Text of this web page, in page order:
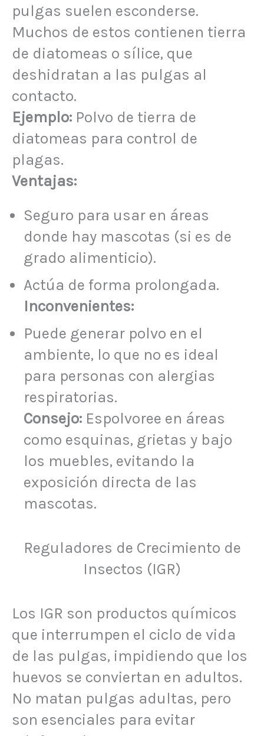
pulgas suelen esconderse.
Muchos de estos contienen tierra
de diatomeas o sílice, que
deshidratan a las pulgas al
contacto.
Ejemplo: Polvo de tierra de
diatomeas para control de
plagas.
Ventajas:
Seguro para usar en áreas
donde hay mascotas (si es de
grado alimenticio).
Actúa de forma prolongada.
Inconvenientes:
Puede generar polvo en el
ambiente, lo que no es ideal
para personas con alergias
respiratorias.
Consejo: Espolvoree en áreas
como esquinas, grietas y bajo
los muebles, evitando la
exposición directa de las
mascotas.
Reguladores de Crecimiento de
Insectos (IGR)
Los IGR son productos químicos
que interrumpen el ciclo de vida
de las pulgas, impidiendo que los
huevos se conviertan en adultos.
No matan pulgas adultas, pero
son esenciales para evitar